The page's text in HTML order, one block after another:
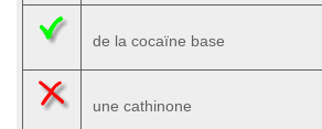
de la cocaïne base
une cathinone